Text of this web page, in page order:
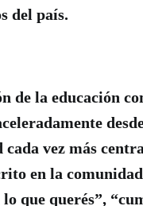
del país.
de la educación
vez más
en la
que querés”,